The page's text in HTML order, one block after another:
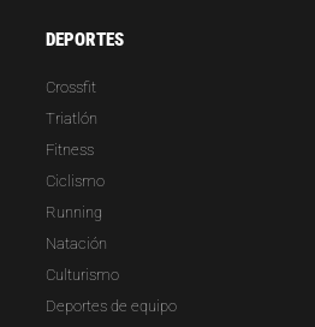
DEPORTES
Crossfit
Triatlón
Fitness
Ciclismo
Running
Natación
Culturismo
Deportes de equipo